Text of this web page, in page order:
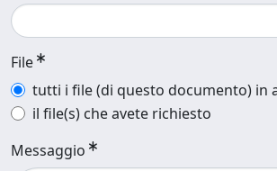
File
tutti i file (di questo documento) in
il file(s) che avete richiesto
Messaggio